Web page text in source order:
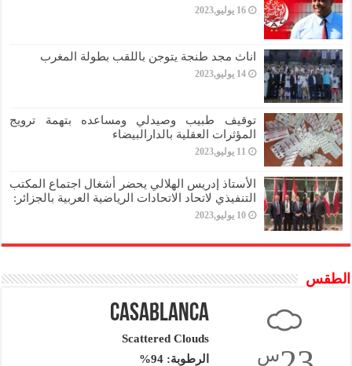
16 يوليو,2023
اناث مجد طنجة يتوجن باللقب بطولة المغرب
14 يوليو,2023
توقيف طبيب وصيدلي ومساعده بتهمة ترويج
المؤثرات العقلية بالدارالبيضاء
11 يوليو,2023
الأستاذ إدريس الهلالي يحضر أشغال اجتماع المكتب
التنفيذي لاتحاد الاتحادات الرياضية العربية بالجزائر:
10 يوليو,2023
الطقس
س
Casablanca
Scattered Clouds
الرطوبة: 94%